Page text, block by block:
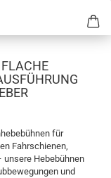
für
Fahrschienen,
Hebebühnen
und